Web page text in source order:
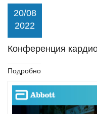
20/08
2022
Конференция
Подробно